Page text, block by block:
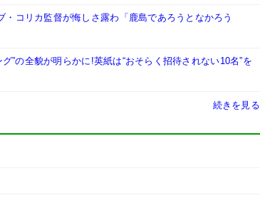
コリカ監督が悔しさ露わ「鹿島であろうとなかろう
”の全貌が明らかに!英紙は“おそらく招待されない10名”を
続きを見る